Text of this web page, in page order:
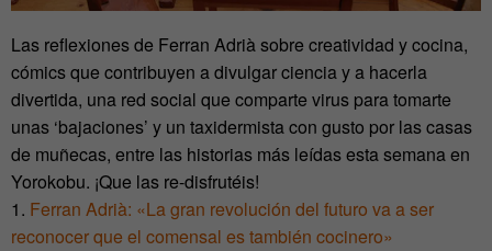
Las reflexiones de Ferran Adrià sobre creatividad y cocina,
cómics que contribuyen a divulgar ciencia y a hacerla
divertida, una red social que comparte virus para tomarte
unas ‘bajaciones’ y un taxidermista con gusto por las casas
de muñecas, entre las historias más leídas esta semana en
Yorokobu. ¡Que las re-disfrutéis!
1. Ferran Adrià: «La gran revolución del futuro va a ser
reconocer que el comensal es también cocinero»